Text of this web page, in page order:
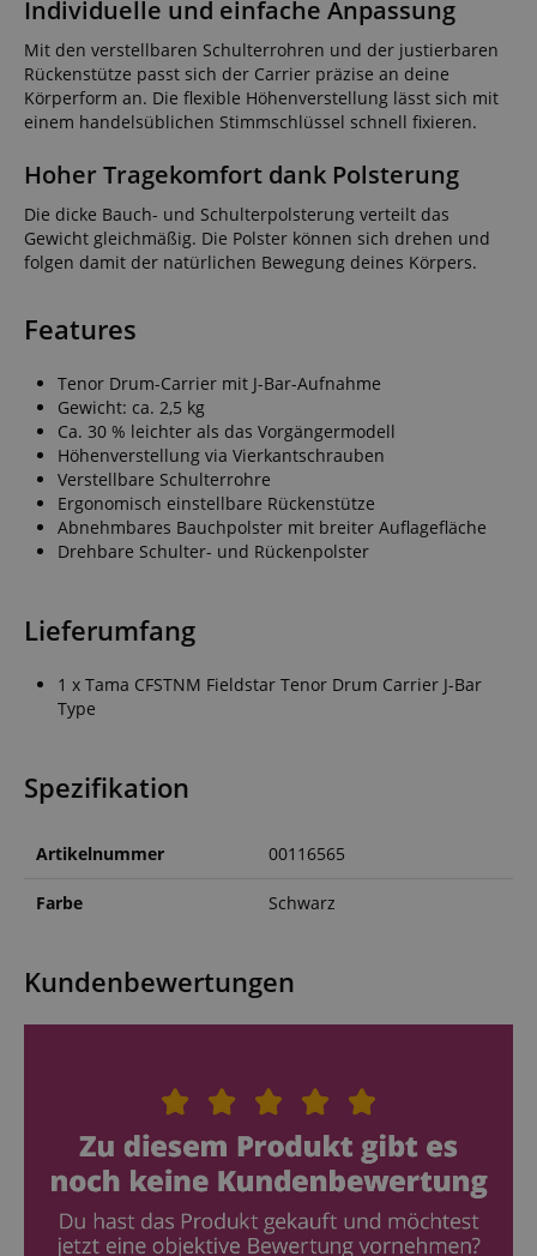
Individuelle und einfache Anpassung
Mit den verstellbaren Schulterrohren und der justierbaren
Rückenstütze passt sich der Carrier präzise an deine
Körperform an. Die flexible Höhenverstellung lässt sich mit
einem handelsüblichen Stimmschlüssel schnell fixieren.
Hoher Tragekomfort dank Polsterung
Die dicke Bauch- und Schulterpolsterung verteilt das
Gewicht gleichmäßig. Die Polster können sich drehen und
folgen damit der natürlichen Bewegung deines Körpers.
Features
Tenor Drum-Carrier mit J-Bar-Aufnahme
Gewicht: ca. 2,5 kg
Ca. 30 % leichter als das Vorgängermodell
Höhenverstellung via Vierkantschrauben
Verstellbare Schulterrohre
Ergonomisch einstellbare Rückenstütze
Abnehmbares Bauchpolster mit breiter Auflagefläche
Drehbare Schulter- und Rückenpolster
Lieferumfang
1 x Tama CFSTNM Fieldstar Tenor Drum Carrier J-Bar
Type
Spezifikation
Artikelnummer 00116565
Farbe Schwarz
Kundenbewertungen